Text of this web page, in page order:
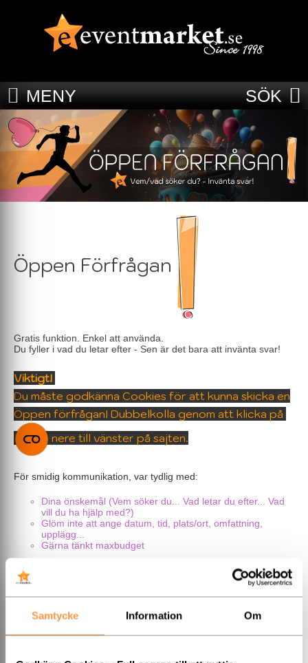
Samtycke Information Om
MENY SÖK
Öppen Förfrågan
Gratis funktion. Enkel att använda.
Du fyller i vad du letar efter - Sen är det bara att invänta svar!
Viktigt!
Du måste godkänna Cookies för att kunna skicka en
Öppen förfrågan! Dubbelkolla genom att klicka på
nere till vänster på sajten.
För smidig kommunikation, var tydlig med:
Dina önskemål (Vem söker du... Vad letar du efter... Vad
vill du ha hjälp med?)
Glöm inte att ange datum, tid, plats/ort, omfattning,
upplägg...
Gärna tänkt maxbudget
Vi granskar din förfrågan och gör den synlig i Backstage för den
eller de medlemmar som kan vara dej behjälplig. Alla kontakter
sker direkt mellan dej och medlemmen. Med hopp om snabba
kontakter och fantastiska fester & möten!
/ Eventmarket
-------------------------------------------